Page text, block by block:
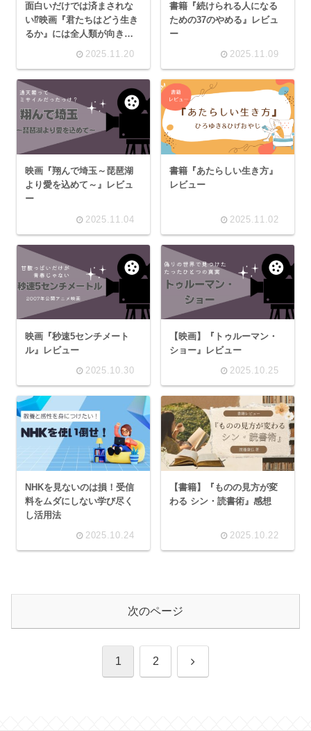
面白いだけでは済まされな
い⁉映画『君たちはどう生き
るか』には全人類が向き合
うべき問いが隠れている
2025.11.20
書籍『続けられる人になる
ための37のやめる』レビュ
ー
2025.11.09
映画『翔んで埼玉～琵琶湖
より愛を込めて～』レビュ
ー
2025.11.04
書籍『あたらしい生き方』
レビュー
2025.11.02
映画『秒速5センチメート
ル』レビュー
2025.10.30
【映画】『トゥルーマン・
ショー』レビュー
2025.10.25
NHKを見ないのは損！受信
料をムダにしない学び尽く
し活用法
2025.10.24
【書籍】『ものの見方が変
わる シン・読書術』感想
2025.10.22
次のページ
1 2 次